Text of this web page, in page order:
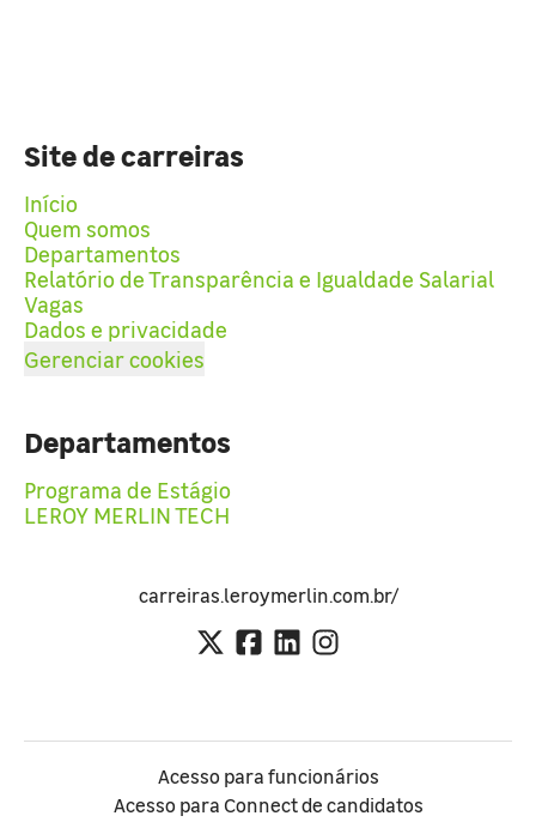
Site de carreiras
Início
Quem somos
Departamentos
Relatório de Transparência e Igualdade Salarial
Vagas
Dados e privacidade
Gerenciar cookies
Departamentos
Programa de Estágio
LEROY MERLIN TECH
carreiras.leroymerlin.com.br/
Acesso para funcionários
Acesso para Connect de candidatos